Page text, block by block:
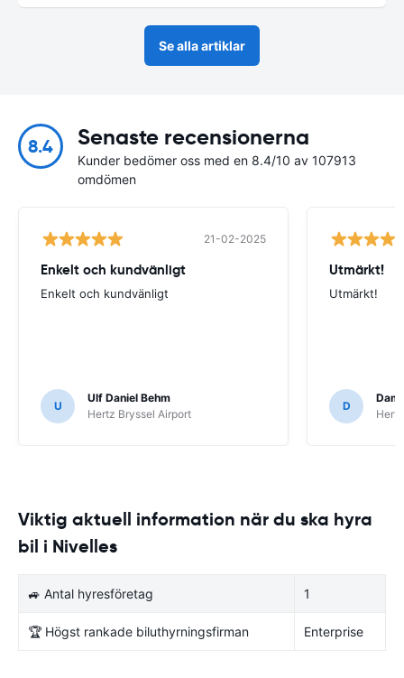
Se alla artiklar
8.4 Senaste recensionerna
Kunder bedömer oss med en 8.4/10 av 107913
omdömen
21-02-2025
Enkelt och kundvänligt
Enkelt och kundvänligt
U
Ulf Daniel Behm
Hertz Bryssel Airport
Utmärkt!
Utmärkt!
D
Viktig aktuell information när du ska hyra
bil i Nivelles
🚙 Antal hyresföretag 1
🏆 Högst rankade biluthyrningsfirman Enterprise